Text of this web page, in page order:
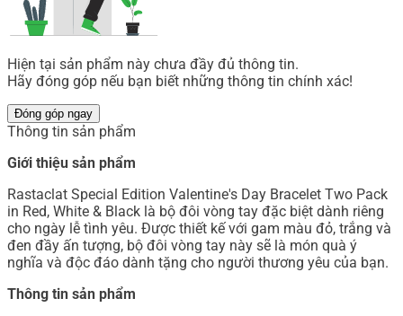
Hiện tại sản phẩm này chưa đầy đủ thông tin.
Hãy đóng góp nếu bạn biết những thông tin chính xác!
Đóng góp ngay
Thông tin sản phẩm
Giới thiệu sản phẩm
Rastaclat Special Edition Valentine's Day Bracelet Two Pack
in Red, White & Black là bộ đôi vòng tay đặc biệt dành riêng
cho ngày lễ tình yêu. Được thiết kế với gam màu đỏ, trắng và
đen đầy ấn tượng, bộ đôi vòng tay này sẽ là món quà ý
nghĩa và độc đáo dành tặng cho người thương yêu của bạn.
Thông tin sản phẩm